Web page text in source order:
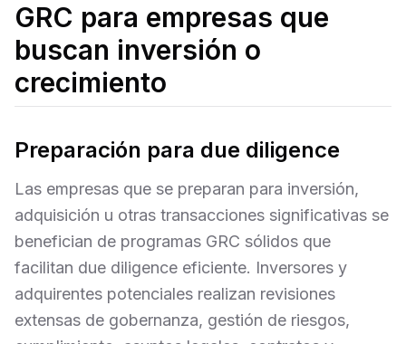
GRC para empresas que
buscan inversión o
crecimiento
Preparación para due diligence
Las empresas que se preparan para inversión,
adquisición u otras transacciones significativas se
benefician de programas GRC sólidos que
facilitan due diligence eficiente. Inversores y
adquirentes potenciales realizan revisiones
extensas de gobernanza, gestión de riesgos,